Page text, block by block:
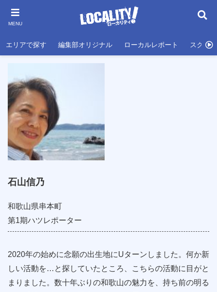
MENU
エリアで探す 編集部オリジナル ローカルレポート スクール
石山信乃
和歌山県串本町
第1期ハツレポーター
2020年の始めに念願の出生地にUターンしました。何か新
しい活動を…と探していたところ、こちらの活動に目がと
まりました。数十年ぶりの和歌山の魅力を、持ち前の明る